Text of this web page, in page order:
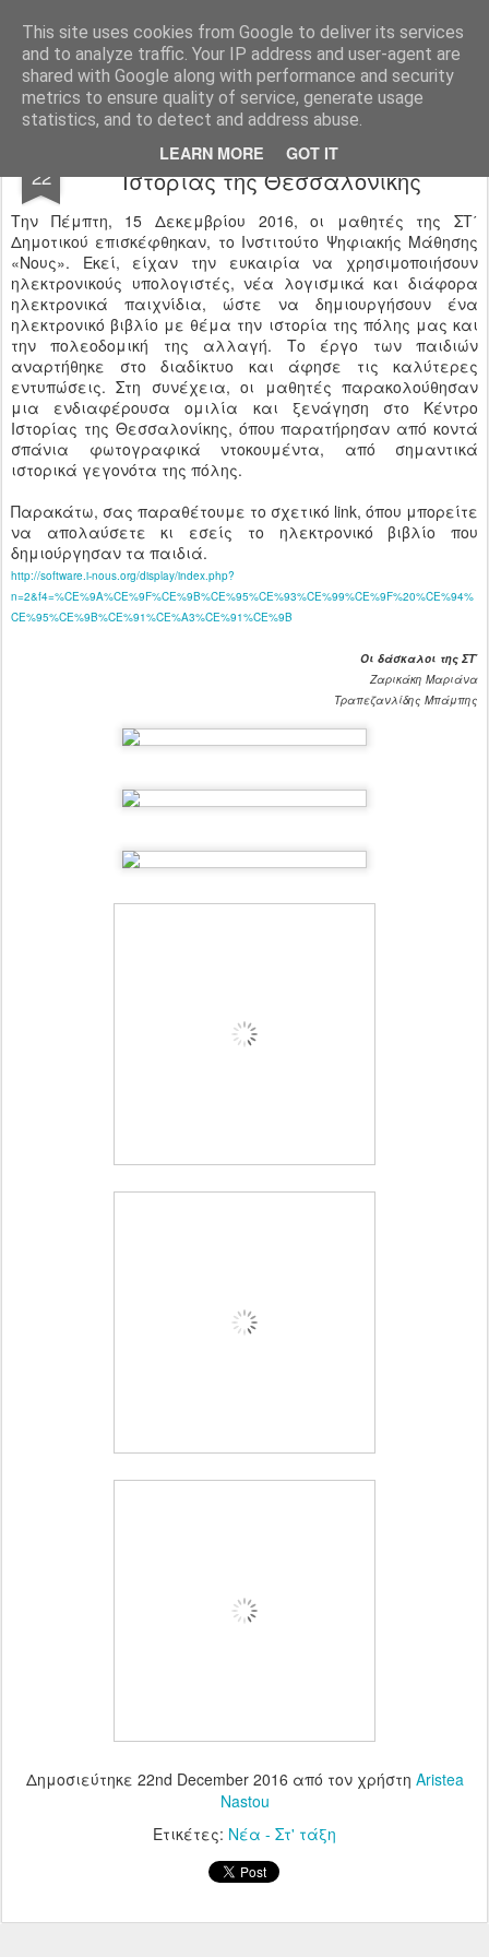
This site uses cookies from Google to deliver its services
and to analyze traffic. Your IP address and user-agent are
shared with Google along with performance and security
metrics to ensure quality of service, generate usage
statistics, and to detect and address abuse.
LEARN MORE GOT IT
Ιδιωτικό Δημοτικό Σχολείο "Ι.Μ.ΔΕΛΑΣΑΛ"
22
Επίσκεψη στο Νους και στο Κέντρο
Ιστορίας της Θεσσαλονίκης
Την Πέμπτη, 15 Δεκεμβρίου 2016, οι μαθητές της ΣΤ΄
Δημοτικού επισκέφθηκαν, το Ινστιτούτο Ψηφιακής Μάθησης
«Νους». Εκεί, είχαν την ευκαιρία να χρησιμοποιήσουν
ηλεκτρονικούς υπολογιστές, νέα λογισμικά και διάφορα
ηλεκτρονικά παιχνίδια, ώστε να δημιουργήσουν ένα
ηλεκτρονικό βιβλίο με θέμα την ιστορία της πόλης μας και
την πολεοδομική της αλλαγή. Το έργο των παιδιών
αναρτήθηκε στο διαδίκτυο και άφησε τις καλύτερες
εντυπώσεις. Στη συνέχεια, οι μαθητές παρακολούθησαν
μια ενδιαφέρουσα ομιλία και ξενάγηση στο Κέντρο
Ιστορίας της Θεσσαλονίκης, όπου παρατήρησαν από κοντά
σπάνια φωτογραφικά ντοκουμέντα, από σημαντικά
ιστορικά γεγονότα της πόλης.
Παρακάτω, σας παραθέτουμε το σχετικό link, όπου μπορείτε
να απολαύσετε κι εσείς το ηλεκτρονικό βιβλίο που
δημιούργησαν τα παιδιά.
http://software.i-nous.org/display/index.php?
n=2&f4=%CE%9A%CE%9F%CE%9B%CE%95%CE%93%CE%99%CE%9F%20%CE%94%
CE%95%CE%9B%CE%91%CE%A3%CE%91%CE%9B
Οι δάσκαλοι της ΣΤ΄
Ζαρικάκη Μαριάνα
Τραπεζανλίδης Μπάμπης
Δημοσιεύτηκε 22nd December 2016 από τον χρήστη Aristea
Nastou
Ετικέτες: Νέα - Στ' τάξη